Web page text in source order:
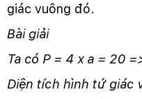
giác vuông đó.
Bài giải
Ta có P = 4 x a = 20
Diện tích hình tứ giác